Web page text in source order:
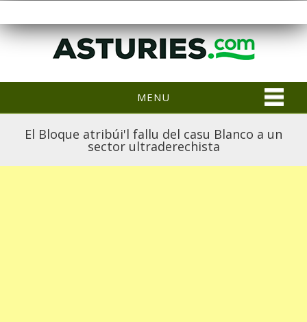
MENU
El Bloque atribúi'l fallu del casu Blanco a un
sector ultraderechista